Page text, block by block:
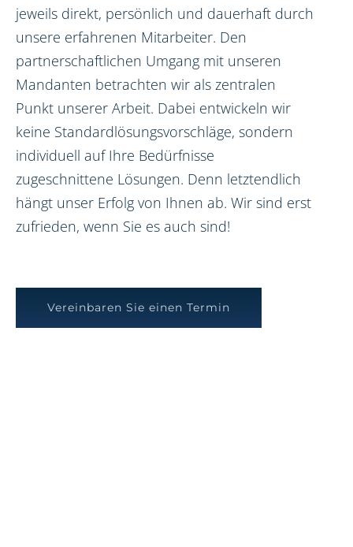
jeweils direkt, persönlich und dauerhaft durch
unsere erfahrenen Mitarbeiter. Den
partnerschaftlichen Umgang mit unseren
Mandanten betrachten wir als zentralen
Punkt unserer Arbeit. Dabei entwickeln wir
keine Standardlösungsvorschläge, sondern
individuell auf Ihre Bedürfnisse
zugeschnittene Lösungen. Denn letztendlich
hängt unser Erfolg von Ihnen ab. Wir sind erst
zufrieden, wenn Sie es auch sind!
Vereinbaren Sie einen Termin